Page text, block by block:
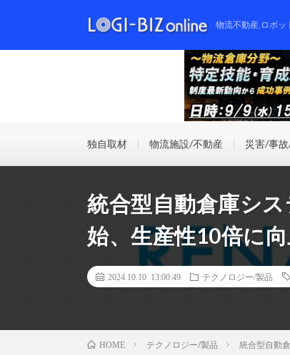
物流不動産,ロボッ
独自取材 物流施設/不動産 災害/事
統合型自動倉庫シ
始、生産性10倍に
2024.10.10 13:00:49 テクノロジー/製品
HOME テクノロジー/製品 統合型自動